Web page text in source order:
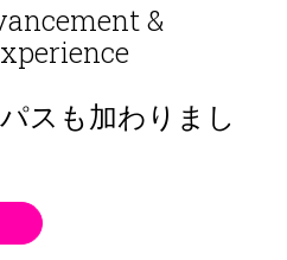
&
xperience
スも加わりまし